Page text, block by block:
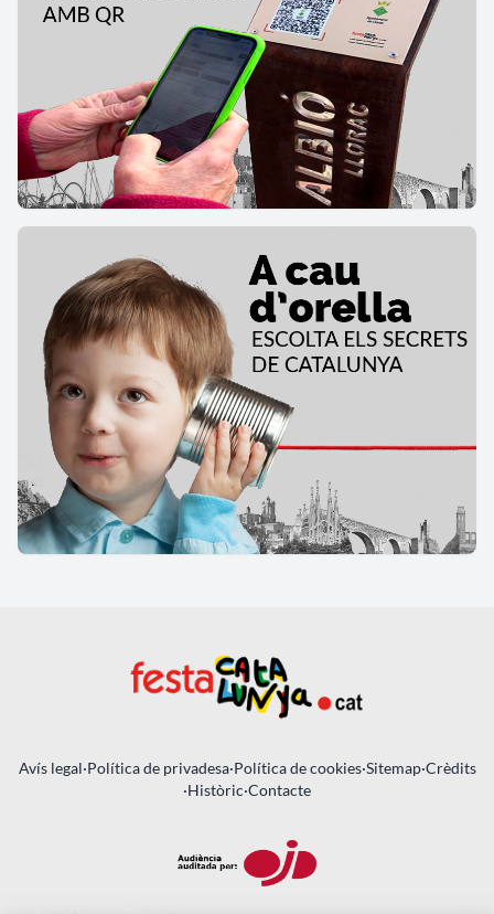
Avís legal·Política de privadesa·Política de cookies·Sitemap·Crèdits
·Històric·Contacte